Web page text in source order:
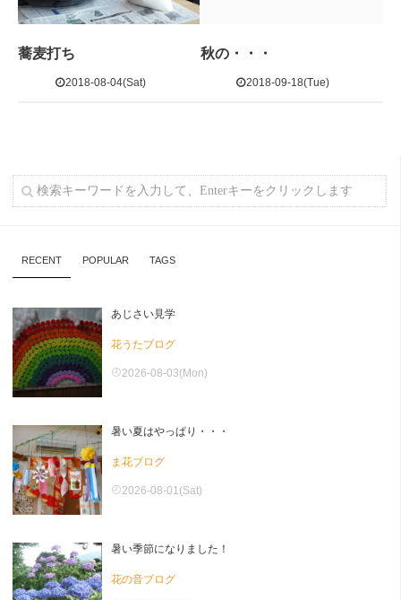
蕎麦打ち
2018-08-04(Sat)
秋の・・・
2018-09-18(Tue)
RECENT POPULAR TAGS
あじさい見学
花うたブログ
2026-08-03(Mon)
暑い夏はやっぱり・・・
ま花ブログ
2026-08-01(Sat)
暑い季節になりました！
花の音ブログ